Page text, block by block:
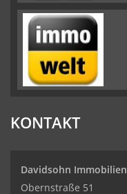
KONTAKT
Davidsohn Immobilien
Obernstraße 51